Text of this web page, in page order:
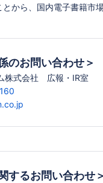
から、国内電子書籍市
のお問い合わせ＞
株式会社 広報・IR室
するお問い合わせ